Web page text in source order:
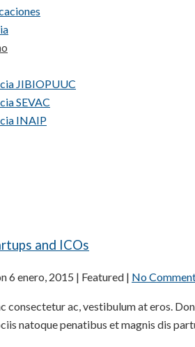
JIBIOPUUC
SEVAC
INAIP
and ICOs
6 enero, 2015 | Featured | No
consectetur ac, vestibulum at eros.
natoque penatibus et magnis dis